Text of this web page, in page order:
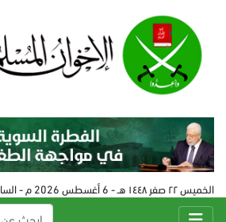
الخميس ٢٢ صفر ١٤٤٨ هـ - 6 أغسطس 2026 م - الساعة 11:43 م